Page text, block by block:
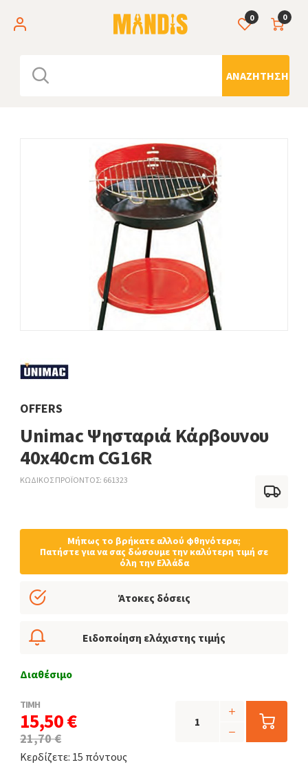
0
ΑΝΑΖΉΤΗΣΗ
0
OFFERS
Unimac Ψησταριά Κάρβουνου
40x40cm CG16R
ΚΩΔΙΚΟΣ ΠΡΟΪΟΝΤΟΣ 661323
ΤΙΜΗ
15,50 €
21,70 €
Κερδίζετε: 15 πόντους
Μήπως το βρήκατε αλλού φθηνότερα;
Πατήστε για να σας δώσουμε την καλύτερη τιμή σε
όλη την Ελλάδα
Άτοκες δόσεις
Ειδοποίηση ελάχιστης τιμής
Διαθέσιμο